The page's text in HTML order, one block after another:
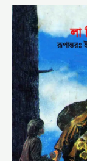
লা
মিজারেবল
–
ইফতেখার
আমিন
(LA
MISERABLE
BY
IFTAKHAR
AMIN)